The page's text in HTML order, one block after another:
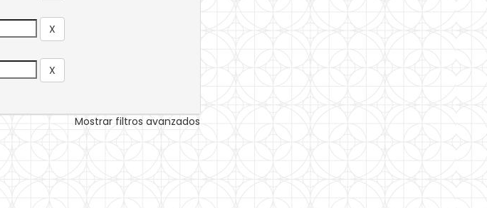
Mostrar filtros avanzados